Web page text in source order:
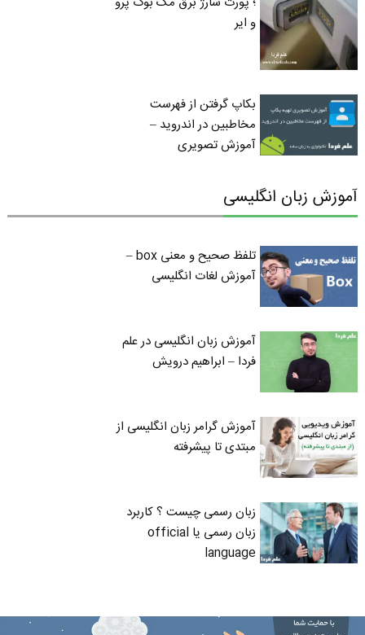
و ایر
بکاپ گرفتن از فهرست
مخاطبین در اندروید –
آموزش تصویری
آموزش زبان انگلیسی
تلفظ صحیح و معنی box –
آموزش لغات انگلیسی
آموزش زبان انگلیسی در علم
فردا – ابراهیم درویش
آموزش گرامر زبان انگلیسی از
مبتدی تا پیشرفته
زبان رسمی چیست ؟ کاربرد
زبان رسمی یا official
language